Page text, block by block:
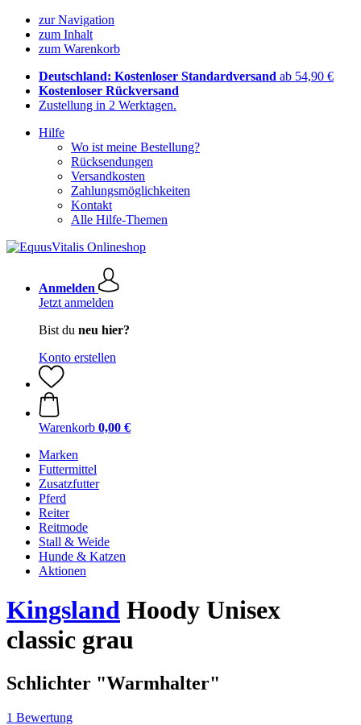
zur Navigation
zum Inhalt
zum Warenkorb
Deutschland: Kostenloser Standardversand ab 54,90 €
Kostenloser Rückversand
Zustellung in 2 Werktagen.
Hilfe
Wo ist meine Bestellung?
Rücksendungen
Versandkosten
Zahlungsmöglichkeiten
Kontakt
Alle Hilfe-Themen
Anmelden
Jetzt anmelden
Bist du neu hier?
Konto erstellen
Warenkorb 0,00 €
Marken
Futtermittel
Zusatzfutter
Pferd
Reiter
Reitmode
Stall & Weide
Hunde & Katzen
Aktionen
Kingsland Hoody Unisex
classic grau
Schlichter "Warmhalter"
1 Bewertung